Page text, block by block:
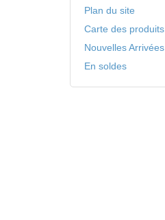
Plan du site
Carte des produits
Nouvelles Arrivées
En soldes